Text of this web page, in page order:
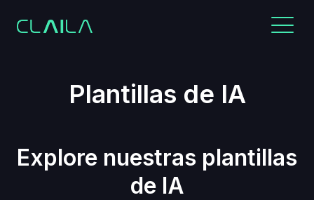
Plantillas de IA
Explore nuestras plantillas
de IA